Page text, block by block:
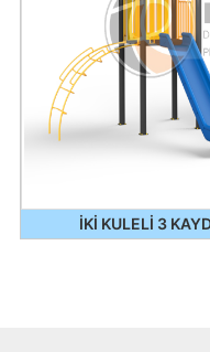
İKİ KULELİ 3